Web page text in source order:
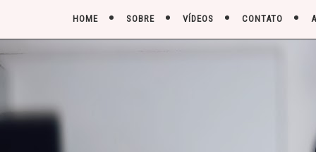
HOME SOBRE VÍDEOS CONTATO